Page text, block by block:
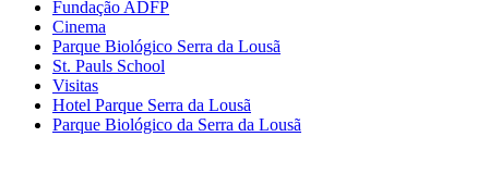
Fundação ADFP
Cinema
Parque Biológico Serra da Lousã
St. Pauls School
Visitas
Hotel Parque Serra da Lousã
Parque Biológico da Serra da Lousã